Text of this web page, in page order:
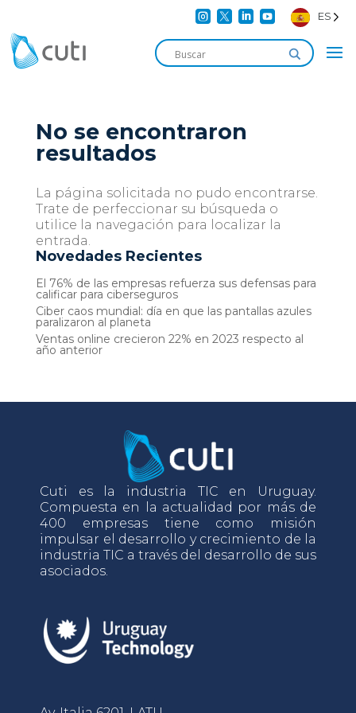
    ES
No se encontraron
resultados
La página solicitada no pudo encontrarse.
Trate de perfeccionar su búsqueda o
utilice la navegación para localizar la
entrada.
Novedades Recientes
El 76% de las empresas refuerza sus defensas para
calificar para ciberseguros
Ciber caos mundial: día en que las pantallas azules
paralizaron al planeta
Ventas online crecieron 22% en 2023 respecto al
año anterior
Cuti es la industria TIC en Uruguay.
Compuesta en la actualidad por más de
400 empresas tiene como misión
impulsar el desarrollo y crecimiento de la
industria TIC a través del desarrollo de sus
asociados.